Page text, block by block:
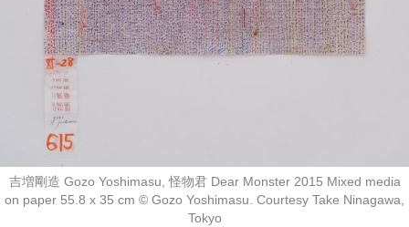
吉増剛造 Gozo Yoshimasu, 怪物君 Dear Monster 2015 Mixed media
on paper 55.8 x 35 cm ©︎ Gozo Yoshimasu. Courtesy Take Ninagawa,
Tokyo